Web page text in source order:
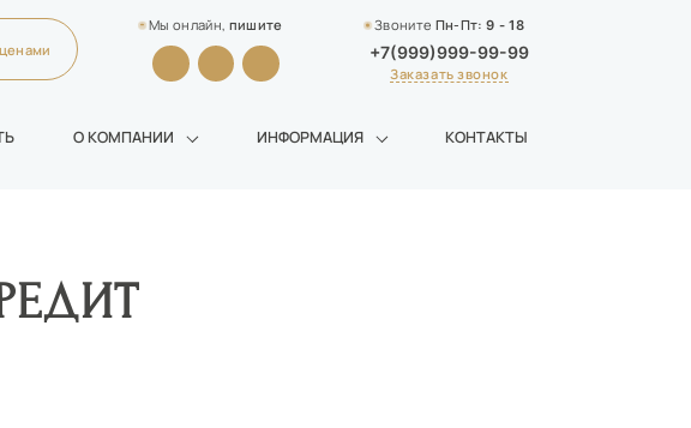
Мы онлайн, пишите Звоните Пн-Пт: 9 - 18
+7(999)999-99-99
Заказать звонок
О КОМПАНИИ ИНФОРМАЦИЯ КОНТАКТЫ